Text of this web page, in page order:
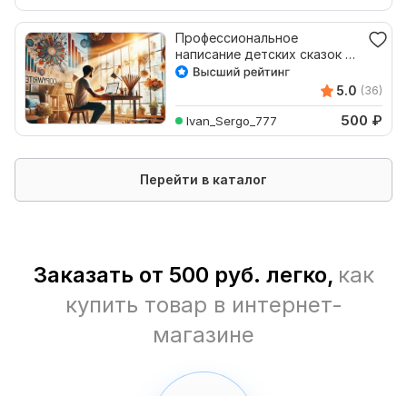
Профессиональное
написание детских сказок на
заказ
5.0 (36)
Ivan_Sergo_777 500 ₽
Перейти в каталог
Заказать от 500 руб. легко, как
купить товар в интернет-
магазине